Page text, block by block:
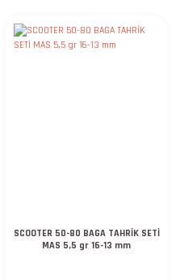
SCOOTER 50-80 BAGA TAHRİK SETİ
MAS 5,5 gr 16-13 mm